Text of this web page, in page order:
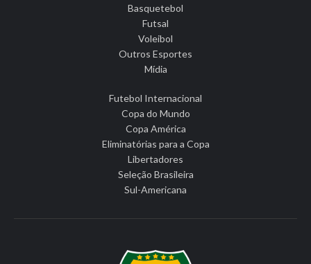
Basquetebol
Futsal
Voleibol
Outros Esportes
Mídia
Futebol Internacional
Copa do Mundo
Copa América
Eliminatórias para a Copa
Libertadores
Seleção Brasileira
Sul-Americana